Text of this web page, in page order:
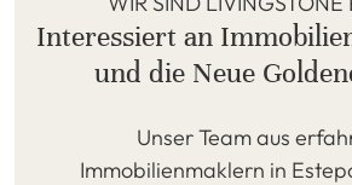
Interessiert an
und die Neue
Unser Team aus
Immobilienmaklern in